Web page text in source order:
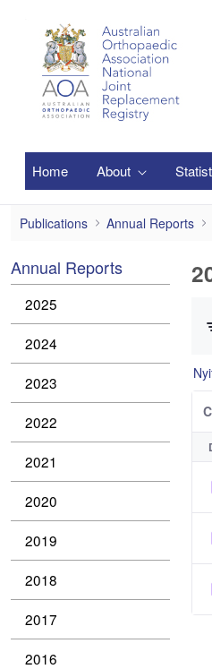
Home About
2012
Publications Annual Reports
Annual Reports
2025
2024
2023
2022
2021
2020
2019
2018
2017
2016